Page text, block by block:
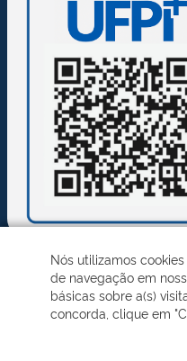
Desenvolvido pelo STI -
Nós utilizamos
de navegação em
básicas sobre a(s)
concorda, clique em